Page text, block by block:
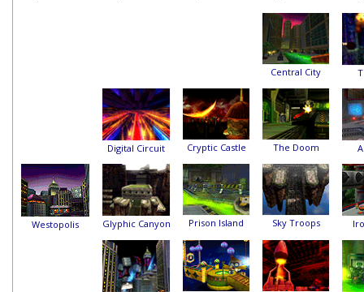
Central City
Digital Circuit Cryptic Castle The Doom
Westopolis Glyphic Canyon Prison Island Sky Troops